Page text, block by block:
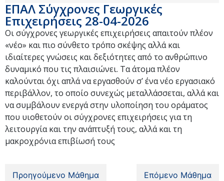
ΕΠΑΛ Σύγχρονες Γεωργικές
Επιχειρήσεις 28-04-2026
Oι σύγχρονες γεωργικές επιχειρήσεις απαιτούν πλέον
«νέο» και πιο σύνθετο τρόπο σκέψης αλλά και
ιδιαίτερες γνώσεις και δεξιότητες από το ανθρώπινο
δυναμικό που τις πλαισιώνει. Τα άτομα πλέον
καλούνται όχι απλά να εργασθούν σ’ ένα νέο εργασιακό
περιβάλλον, το οποίο συνεχώς μεταλλάσσεται, αλλά και
να συμβάλουν ενεργά στην υλοποίηση του οράματος
που υιοθετούν οι σύγχρονες επιχειρήσεις για τη
λειτουργία και την ανάπτυξή τους, αλλά και τη
μακροχρόνια επιβίωσή τους
Προηγούμενο Μάθημα Επόμενο Μάθημα